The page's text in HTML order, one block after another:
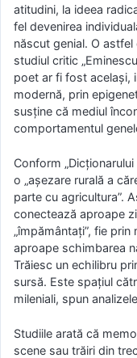
atitudini, la ideea
fel devenirea
născut genial. O
studiul critic
poet ar fi fost același,
modernă, prin
susține că mediul
comportamentul
Conform
o „așezare rurală a
parte cu agricultura”.
conectează aproape
„împământați”, fie
aproape schimbarea
Trăiesc un echilibru
sursă. Este spațiul
mileniali, spun
Studiile arată că
scene sau trăiri din